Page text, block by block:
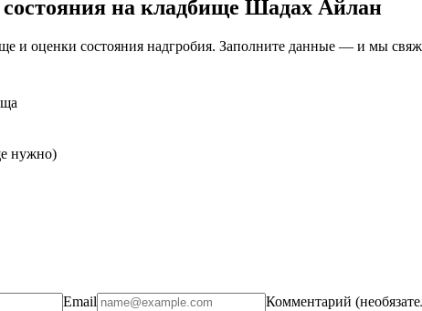
на кладбище Шадах Айлан
и оценки состояния надгробия. Заполните данные — и мы
нужно)
Email Комментарий